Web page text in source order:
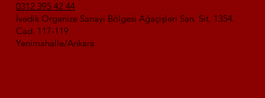
0312 395 42 44
İvedik Organize Sanayi Bölgesi Ağaçişleri San. Sit. 1354.
Cad. 117-119
Yenimahalle/Ankara